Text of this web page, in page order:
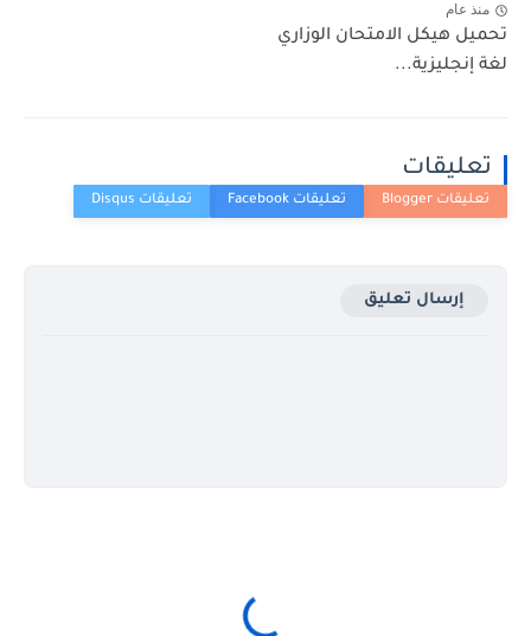
منذ عام
تحميل هيكل الامتحان الوزاري
لغة إنجليزية...
تعليقات
إرسال تعليق